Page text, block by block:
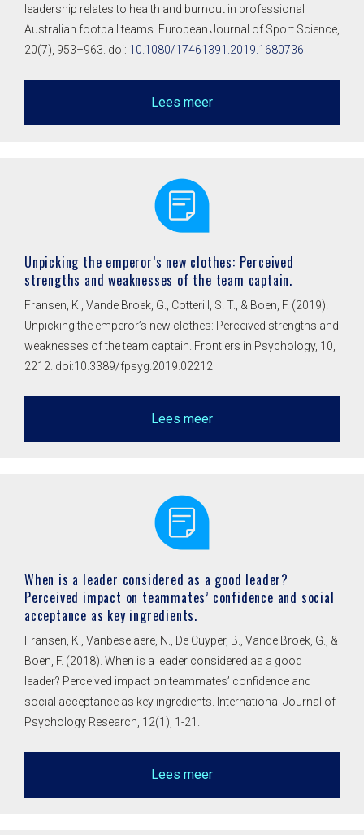
leadership relates to health and burnout in professional
Australian football teams. European Journal of Sport Science,
20(7), 953–963. doi: 10.1080/17461391.2019.1680736
Lees meer
Unpicking the emperor’s new clothes: Perceived
strengths and weaknesses of the team captain.
Fransen, K., Vande Broek, G., Cotterill, S. T., & Boen, F. (2019).
Unpicking the emperor’s new clothes: Perceived strengths and
weaknesses of the team captain. Frontiers in Psychology, 10,
2212. doi:10.3389/fpsyg.2019.02212
Lees meer
When is a leader considered as a good leader?
Perceived impact on teammates’ confidence and social
acceptance as key ingredients.
Fransen, K., Vanbeselaere, N., De Cuyper, B., Vande Broek, G., &
Boen, F. (2018). When is a leader considered as a good
leader? Perceived impact on teammates’ confidence and
social acceptance as key ingredients. International Journal of
Psychology Research, 12(1), 1-21.
Lees meer